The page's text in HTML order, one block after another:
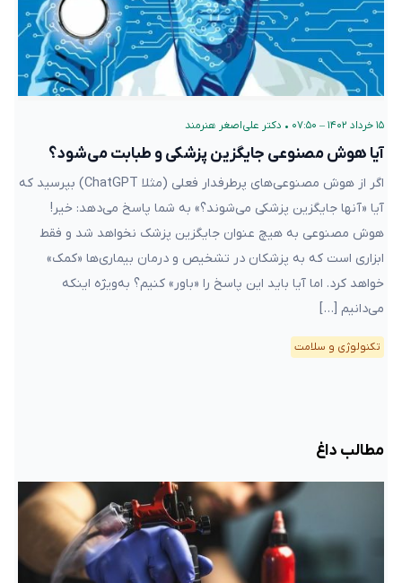
۱۵ خرداد ۱۴۰۲ – ۰۷:۵۰ • دکتر علی‌اصغر هنرمند
آیا هوش مصنوعی جایگزین پزشکی و طبابت می‌شود؟
اگر از هوش مصنوعی‌های پرطرفدار فعلی (مثلا ChatGPT) بپرسید که
آیا «آنها جایگزین پزشکی می‌شوند؟» به شما پاسخ می‌دهد: خیر!
هوش مصنوعی به هیچ عنوان جایگزین پزشک نخواهد شد و فقط
ابزاری است که به پزشکان در تشخیص و درمان بیماری‌ها «کمک»
خواهد کرد. اما آیا باید این پاسخ را «باور» کنیم؟ به‌ویژه اینکه
می‌دانیم […]
تکنولوژی و سلامت
مطالب داغ